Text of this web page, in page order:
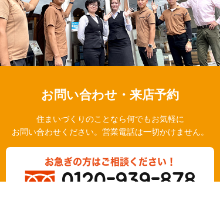
お問い合わせ・来店予約
住まいづくりのことなら何でもお気軽に
お問い合わせください。営業電話は一切かけません。
お急ぎの方はご相談ください！
0120-939-878